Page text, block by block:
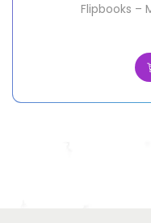
Flipbooks –